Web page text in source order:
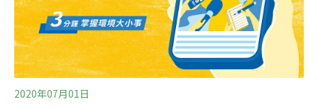
建農里里民單獨承受。（中央社報導）
2020年07月01日